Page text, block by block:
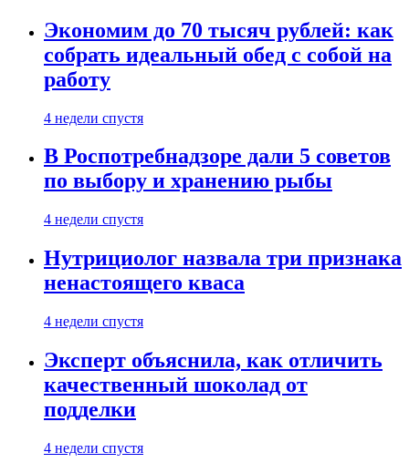
Экономим до 70 тысяч рублей: как
собрать идеальный обед с собой на
работу
4 недели спустя
В Роспотребнадзоре дали 5 советов
по выбору и хранению рыбы
4 недели спустя
Нутрициолог назвала три признака
ненастоящего кваса
4 недели спустя
Эксперт объяснила, как отличить
качественный шоколад от
подделки
4 недели спустя